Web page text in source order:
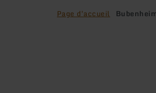
Page d'accueil